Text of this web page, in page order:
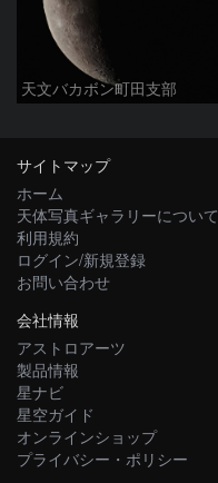
天文バカボン町田支部
サイトマップ
ホーム
天体写真ギャラリーについて
利用規約
ログイン/新規登録
お問い合わせ
会社情報
アストロアーツ
製品情報
星ナビ
星空ガイド
オンラインショップ
プライバシー・ポリシー